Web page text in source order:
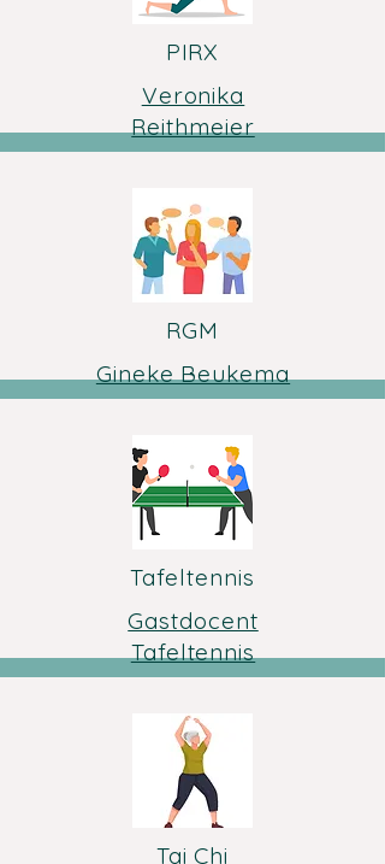
PIRX
Veronika
Reithmeier
RGM
Gineke Beukema
Tafeltennis
Gastdocent
Tafeltennis
Tai Chi